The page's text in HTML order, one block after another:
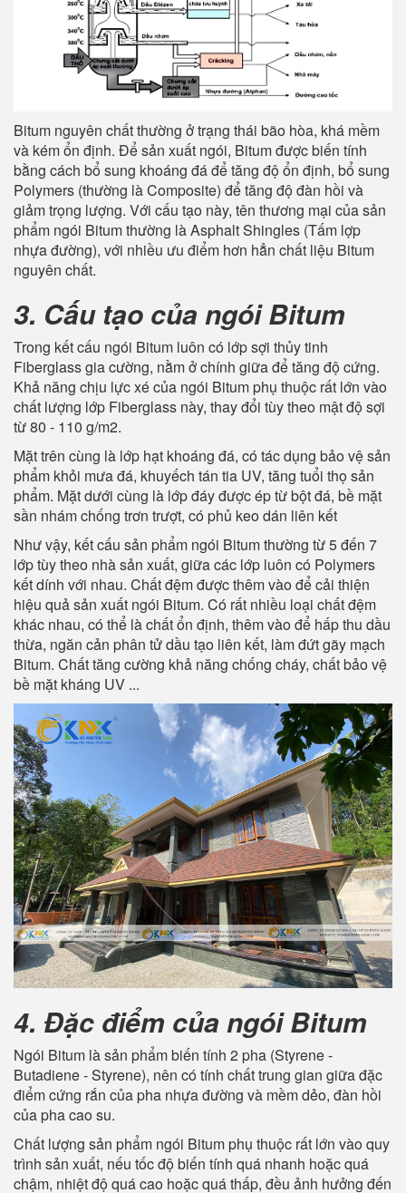
Bitum nguyên chất thường ở trạng thái bão hòa, khá mềm
và kém ổn định. Để sản xuất ngói, Bitum được biến tính
bằng cách bổ sung khoáng đá để tăng độ ổn định, bổ sung
Polymers (thường là Composite) để tăng độ đàn hồi và
giảm trọng lượng. Với cấu tạo này, tên thương mại của sản
phẩm ngói Bitum thường là Asphalt Shingles (Tấm lợp
nhựa đường), với nhiều ưu điểm hơn hẳn chất liệu Bitum
nguyên chất.
3. Cấu tạo của ngói Bitum
Trong kết cấu ngói Bitum luôn có lớp sợi thủy tinh
Fiberglass gia cường, nằm ở chính giữa để tăng độ cứng.
Khả năng chịu lực xé của ngói Bitum phụ thuộc rất lớn vào
chất lượng lớp Fiberglass này, thay đổi tùy theo mật độ sợi
từ 80 - 110 g/m2.
Mặt trên cùng là lớp hạt khoáng đá, có tác dụng bảo vệ sản
phẩm khỏi mưa đá, khuyếch tán tia UV, tăng tuổi thọ sản
phẩm. Mặt dưới cùng là lớp đáy được ép từ bột đá, bề mặt
sần nhám chống trơn trượt, có phủ keo dán liên kết
Như vậy, kết cấu sản phẩm ngói Bitum thường từ 5 đến 7
lớp tùy theo nhà sản xuất, giữa các lớp luôn có Polymers
kết dính với nhau. Chất đệm được thêm vào để cải thiện
hiệu quả sản xuất ngói Bitum. Có rất nhiều loại chất đệm
khác nhau, có thể là chất ổn định, thêm vào để hấp thu dầu
thừa, ngăn cản phân tử dầu tạo liên kết, làm đứt gãy mạch
Bitum. Chất tăng cường khả năng chống cháy, chất bảo vệ
bề mặt kháng UV ...
4. Đặc điểm của ngói Bitum
Ngói Bitum là sản phẩm biến tính 2 pha (Styrene -
Butadiene - Styrene), nên có tính chất trung gian giữa đặc
điểm cứng rắn của pha nhựa đường và mềm dẻo, đàn hồi
của pha cao su.
Chất lượng sản phẩm ngói Bitum phụ thuộc rất lớn vào quy
trình sản xuất, nếu tốc độ biến tính quá nhanh hoặc quá
chậm, nhiệt độ quá cao hoặc quá thấp, đều ảnh hưởng đến